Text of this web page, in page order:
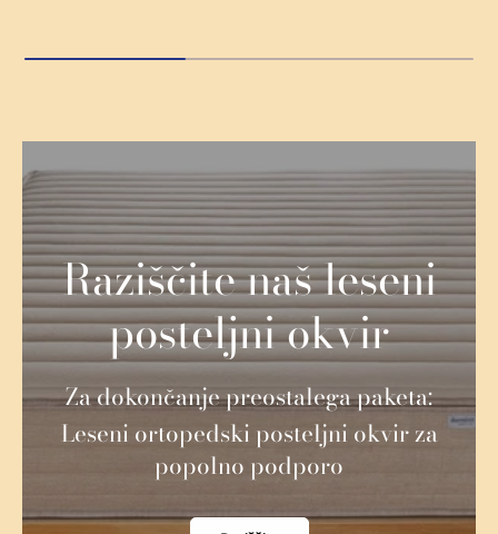
Raziščite naš leseni
posteljni okvir
Za dokončanje preostalega paketa:
Leseni ortopedski posteljni okvir za
popolno podporo